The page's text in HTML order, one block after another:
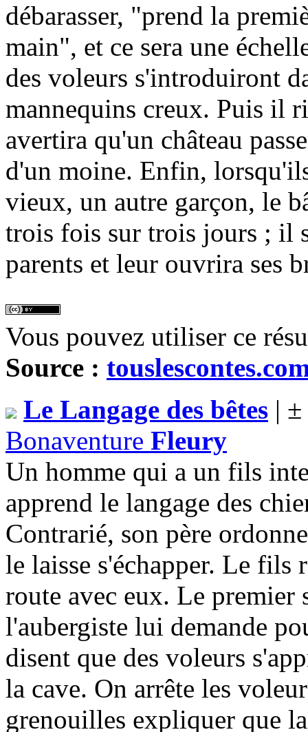
débarasser, "prend la
main", et ce sera une
des voleurs s'introduiront
mannequins creux. Puis il
avertira qu'un château
d'un moine. Enfin,
vieux, un autre garçon, le
trois fois sur trois jours ; il
parents et leur ouvrira ses
Vous pouvez utiliser ce
Source :
Le Langage des bêtes |
Bonaventure Fleury
Un homme qui a un fils
apprend le langage des
Contrarié, son père
le laisse s'échapper. Le fils
route avec eux. Le
l'aubergiste lui demande
disent que des voleurs
la cave. On arrête les
grenouilles expliquer que